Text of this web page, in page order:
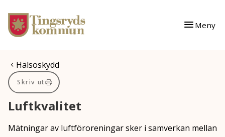
Gå till innehåll
Gå till huvudmeny
Meny
Du är här:
Hälsoskydd
Skriv ut
Luftkvalitet
Mätningar av luftföroreningar sker i samverkan mellan